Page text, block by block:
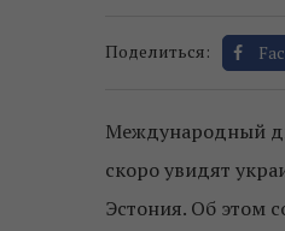
Поделиться:
Международный
скоро увидят
Эстония. Об этом